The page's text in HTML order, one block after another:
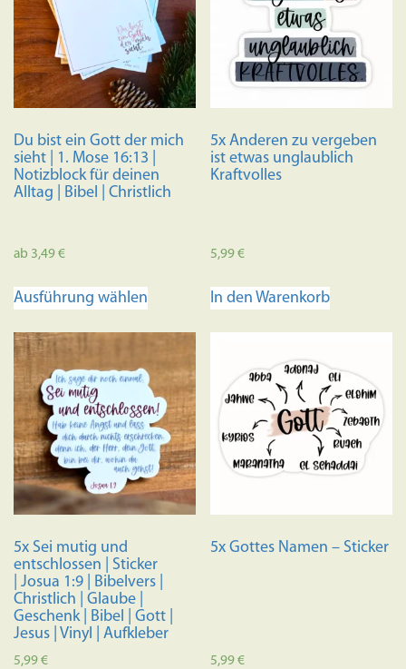
Du bist ein Gott der mich
sieht | 1. Mose 16:13 |
Notizblock für deinen
Alltag | Bibel | Christlich
ab 3,49€
Ausführung wählen
mehrere
Varianten
auf.
Die
Optionen
können
auf
werden
5x Anderen zu vergeben
ist etwas unglaublich
Kraftvolles
5,99€
In den Warenkorb
5x Sei mutig und
entschlossen | Sticker
| Josua 1:9 | Bibelvers |
Christlich | Glaube |
Geschenk | Bibel | Gott |
Jesus | Vinyl | Aufkleber
5,99€
5x Gottes Namen – Sticker
5,99€